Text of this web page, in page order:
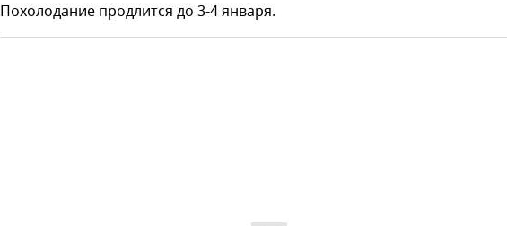
Похолодание продлится до 3-4 января.